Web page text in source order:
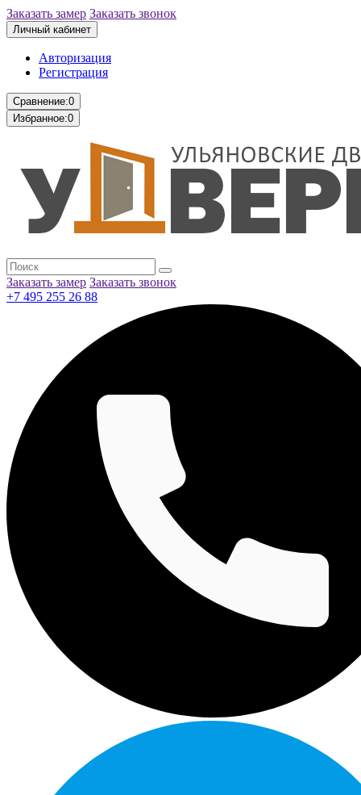
Заказать замер Заказать звонок
Личный кабинет
Авторизация
Регистрация
Сравнение:0
Избранное:0
Заказать замер Заказать звонок
+7 495 255 26 88